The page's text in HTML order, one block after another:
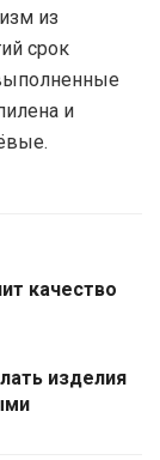
из
срок
и
качество
изделия